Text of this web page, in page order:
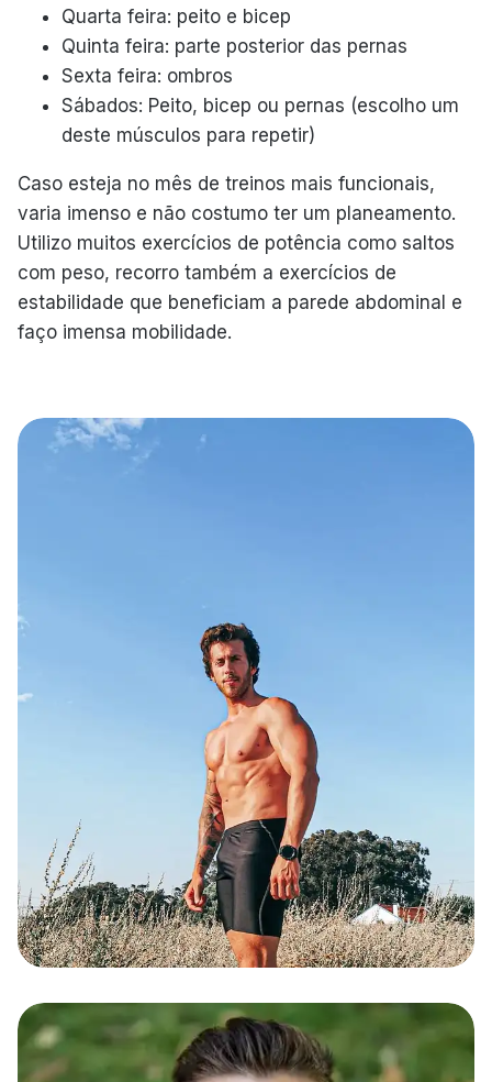
Quarta feira: peito e bicep
Quinta feira: parte posterior das pernas
Sexta feira: ombros
Sábados: Peito, bicep ou pernas (escolho um
deste músculos para repetir)
Caso esteja no mês de treinos mais funcionais,
varia imenso e não costumo ter um planeamento.
Utilizo muitos exercícios de potência como saltos
com peso, recorro também a exercícios de
estabilidade que beneficiam a parede abdominal e
faço imensa mobilidade.